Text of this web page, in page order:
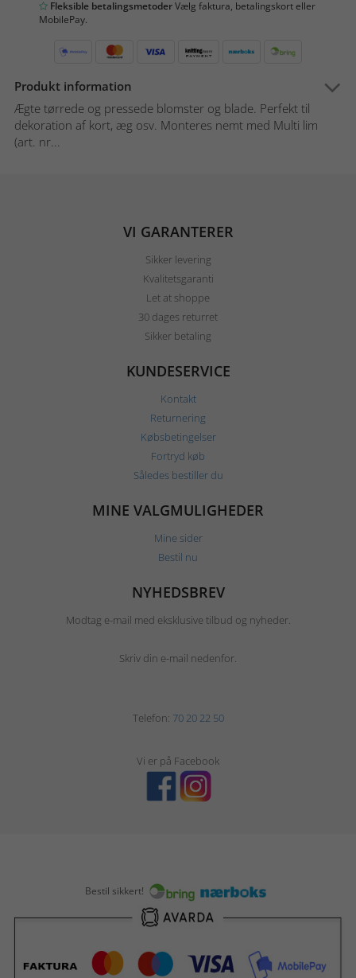
Fleksible betalingsmetoderVælg faktura, betalingskort eller
MobilePay.
Produkt information
Ægte tørrede og pressede blomster og blade. Perfekt til
dekoration af kort, æg osv. Monteres nemt med Multi lim
(art. nr...
VI GARANTERER
Sikker levering
Kvalitetsgaranti
Let at shoppe
30 dages returret
Sikker betaling
KUNDESERVICE
Kontakt
Returnering
Købsbetingelser
Fortryd køb
Således bestiller du
MINE VALGMULIGHEDER
Mine sider
Bestil nu
NYHEDSBREV
Modtag e-mail med eksklusive tilbud og nyheder.
Skriv din e-mail nedenfor.
Telefon: 70 20 22 50
Vi er på Facebook
Bestil sikkert!